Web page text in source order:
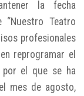
la fecha
Teatro
profesionales
reprogramar el
por el que se ha
mes de agosto,